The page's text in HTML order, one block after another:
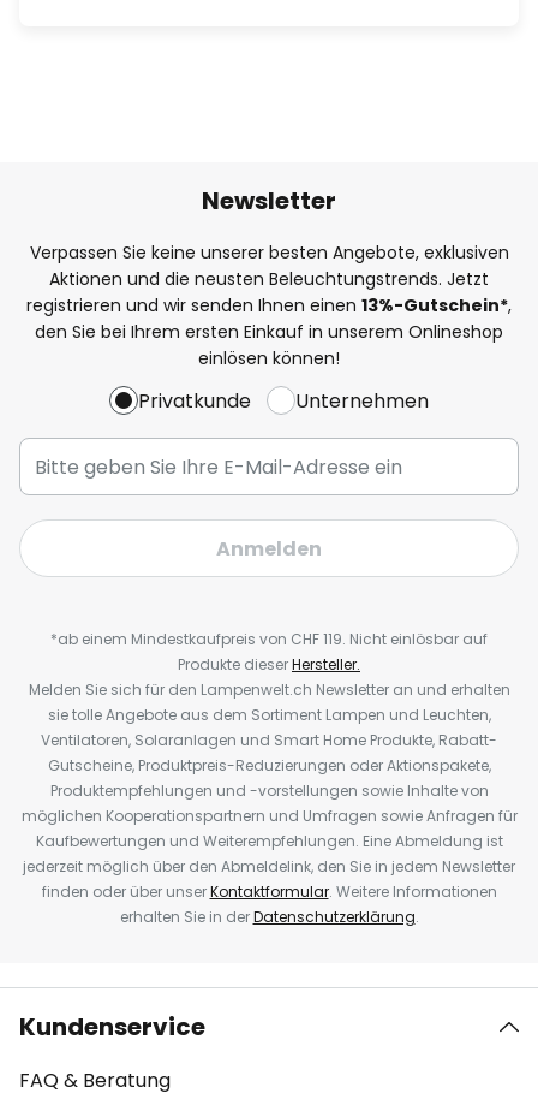
Newsletter
Verpassen Sie keine unserer besten Angebote, exklusiven
Aktionen und die neusten Beleuchtungstrends. Jetzt
registrieren und wir senden Ihnen einen 13%-Gutschein*,
den Sie bei Ihrem ersten Einkauf in unserem Onlineshop
einlösen können!
Privatkunde Unternehmen
Anmelden
*ab einem Mindestkaufpreis von CHF 119. Nicht einlösbar auf
Produkte dieserHersteller.
Melden Sie sich für den Lampenwelt.ch Newsletter an und erhalten
sie tolle Angebote aus dem Sortiment Lampen und Leuchten,
Ventilatoren, Solaranlagen und Smart Home Produkte, Rabatt-
Gutscheine, Produktpreis-Reduzierungen oder Aktionspakete,
Produktempfehlungen und -vorstellungen sowie Inhalte von
möglichen Kooperationspartnern und Umfragen sowie Anfragen für
Kaufbewertungen und Weiterempfehlungen. Eine Abmeldung ist
jederzeit möglich über den Abmeldelink, den Sie in jedem Newsletter
finden oder über unserKontaktformular. Weitere Informationen
erhalten Sie in derDatenschutzerklärung.
Kundenservice
FAQ & Beratung